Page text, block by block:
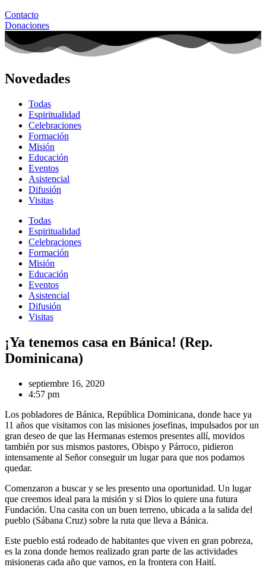
Contacto
Donaciones
Novedades
Todas
Espiritualidad
Celebraciones
Formación
Misión
Educación
Eventos
Asistencial
Difusión
Visitas
Todas
Espiritualidad
Celebraciones
Formación
Misión
Educación
Eventos
Asistencial
Difusión
Visitas
¡Ya tenemos casa en Bánica! (Rep.
Dominicana)
septiembre 16, 2020
4:57 pm
Los pobladores de Bánica, República Dominicana, donde hace ya
11 años que visitamos con las misiones josefinas, impulsados por un
gran deseo de que las Hermanas estemos presentes allí, movidos
también por sus mismos pastores, Obispo y Párroco, pidieron
intensamente al Señor conseguir un lugar para que nos podamos
quedar.
Comenzaron a buscar y se les presento una oportunidad. Un lugar
que creemos ideal para la misión y si Dios lo quiere una futura
Fundación. Una casita con un buen terreno, ubicada a la salida del
pueblo (Sábana Cruz) sobre la ruta que lleva a Bánica.
Este pueblo está rodeado de habitantes que viven en gran pobreza,
es la zona donde hemos realizado gran parte de las actividades
misioneras cada año que vamos, en la frontera con Haití.